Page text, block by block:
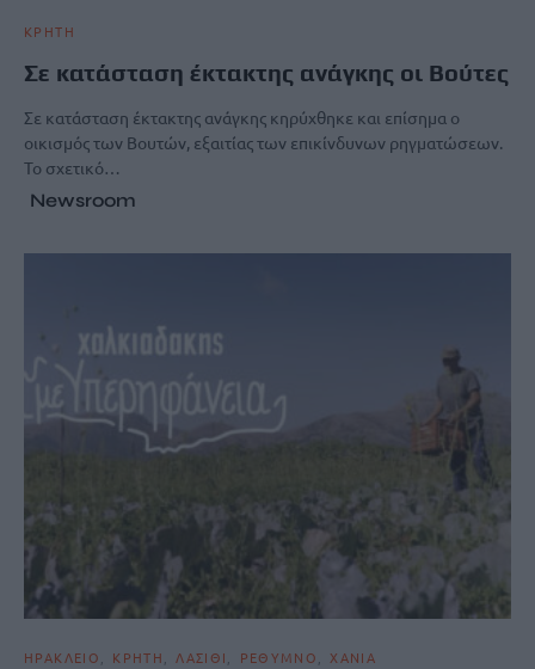
ΚΡΗΤΗ
Σε κατάσταση έκτακτης ανάγκης οι Βούτες
Σε κατάσταση έκτακτης ανάγκης κηρύχθηκε και επίσημα ο
οικισμός των Βουτών, εξαιτίας των επικίνδυνων ρηγματώσεων.
Το σχετικό…
Newsroom
ΗΡΑΚΛΕΙΟ ΚΡΗΤΗ ΛΑΣΙΘΙ ΡΕΘΥΜΝΟ ΧΑΝΙΑ